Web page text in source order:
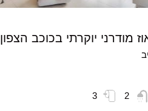
מודרני יוקרתי בכוכב הצפון
2
3